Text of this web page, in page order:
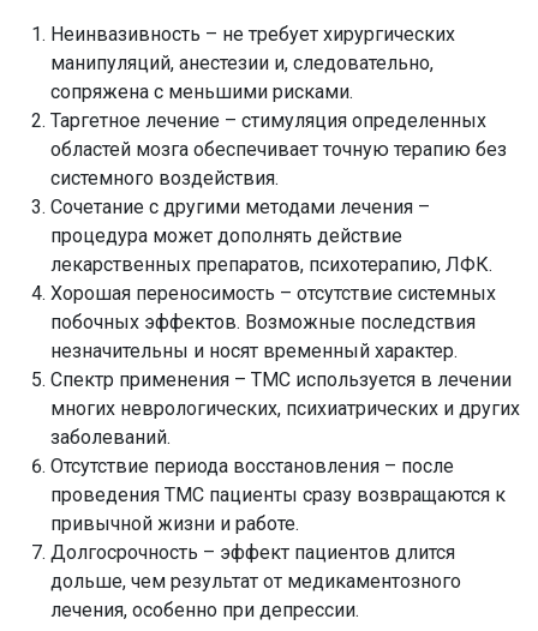
Неинвазивность – не требует хирургических
манипуляций, анестезии и, следовательно,
сопряжена с меньшими рисками.
Таргетное лечение – стимуляция определенных
областей мозга обеспечивает точную терапию без
системного воздействия.
Сочетание с другими методами лечения –
процедура может дополнять действие
лекарственных препаратов, психотерапию, ЛФК.
Хорошая переносимость – отсутствие системных
побочных эффектов. Возможные последствия
незначительны и носят временный характер.
Спектр применения – ТМС используется в лечении
многих неврологических, психиатрических и других
заболеваний.
Отсутствие периода восстановления – после
проведения ТМС пациенты сразу возвращаются к
привычной жизни и работе.
Долгосрочность – эффект пациентов длится
дольше, чем результат от медикаментозного
лечения, особенно при депрессии.